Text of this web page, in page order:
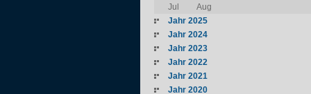
Jul
Aug
Jahr 2025
Jahr 2024
Jahr 2023
Jahr 2022
Jahr 2021
Jahr 2020